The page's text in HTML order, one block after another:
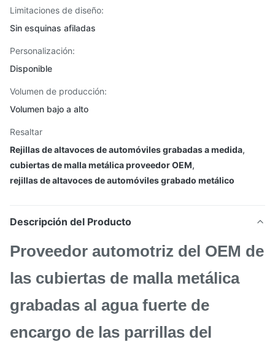
Limitaciones de diseño:
Sin esquinas afiladas
Personalización:
Disponible
Volumen de producción:
Volumen bajo a alto
Resaltar
Rejillas de altavoces de automóviles grabadas a medida,
cubiertas de malla metálica proveedor OEM,
rejillas de altavoces de automóviles grabado metálico
Descripción del Producto
Proveedor automotriz del OEM de
las cubiertas de malla metálica
grabadas al agua fuerte de
encargo de las parrillas del